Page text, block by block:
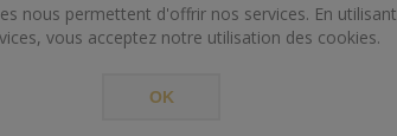
nous permettent d'offrir nos services. En utilisant
vous acceptez notre utilisation des cookies.
OK